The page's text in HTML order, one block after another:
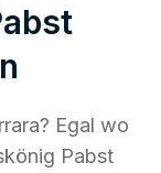
Egal wo
Pabst